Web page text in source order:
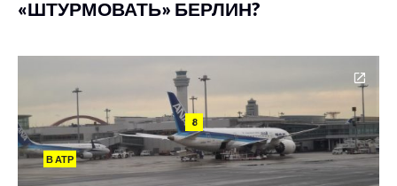
«ШТУРМОВАТЬ» БЕРЛИН?
8
В АТР